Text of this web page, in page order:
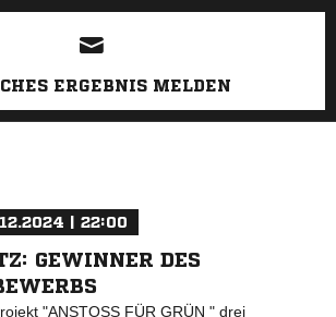
ANZEIGE
ERGEBNIS MELDEN
| 22:00
GEWINNER DES
"ANSTOSS FÜR GRÜN " drei